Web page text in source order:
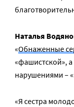
Наталья
«Обнаженные
«фашистской»,
нарушениями –
«Я сестра